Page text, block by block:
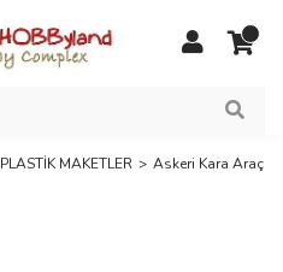
PLASTİK MAKETLER Askeri Kara